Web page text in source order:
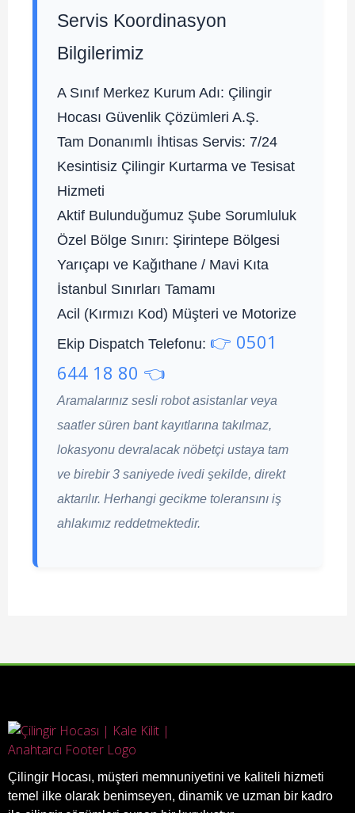
Servis Koordinasyon
Bilgilerimiz
A Sınıf Merkez Kurum Adı: Çilingir
Hocası Güvenlik Çözümleri A.Ş.
Tam Donanımlı İhtisas Servis: 7/24
Kesintisiz Çilingir Kurtarma ve Tesisat
Hizmeti
Aktif Bulunduğumuz Şube Sorumluluk
Özel Bölge Sınırı: Şirintepe Bölgesi
Yarıçapı ve Kağıthane / Mavi Kıta
İstanbul Sınırları Tamamı
Acil (Kırmızı Kod) Müşteri ve Motorize
Ekip Dispatch Telefonu: 👉 0501
644 18 80 👈
Aramalarınız sesli robot asistanlar veya
saatler süren bant kayıtlarına takılmaz,
lokasyonu devralacak nöbetçi ustaya tam
ve birebir 3 saniyede ivedi şekilde, direkt
aktarılır. Herhangi gecikme toleransını iş
ahlakımız reddetmektedir.
Çilingir Hocası, müşteri memnuniyetini ve kaliteli hizmeti
temel ilke olarak benimseyen, dinamik ve uzman bir kadro